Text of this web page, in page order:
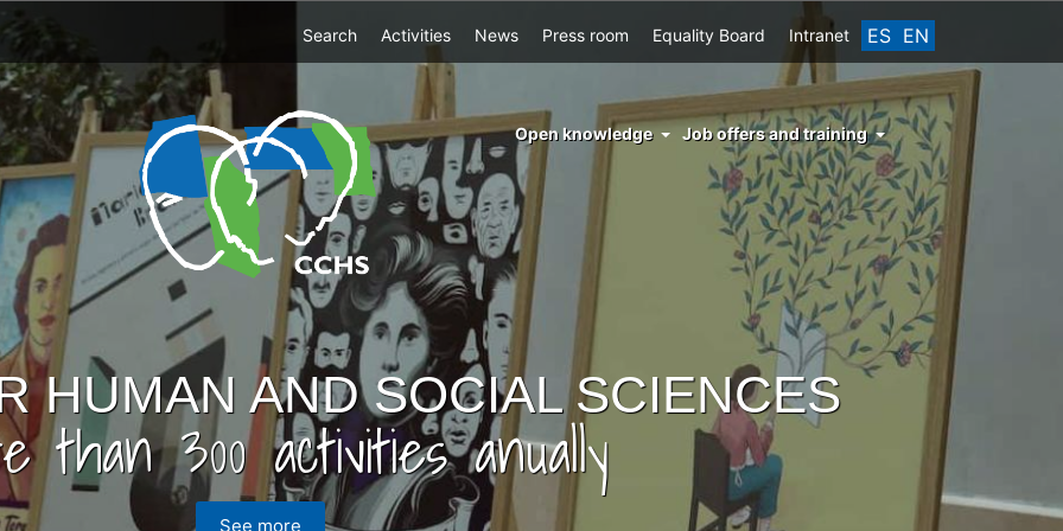
ES EN
Top
Search Activities News Press room Equality Board Intranet
menu
right
cchs
conocimiento
abierto
Open knowledge Job offers and training
HUMAN AND SOCIAL SCIENCES
than 300 activities anually
See more